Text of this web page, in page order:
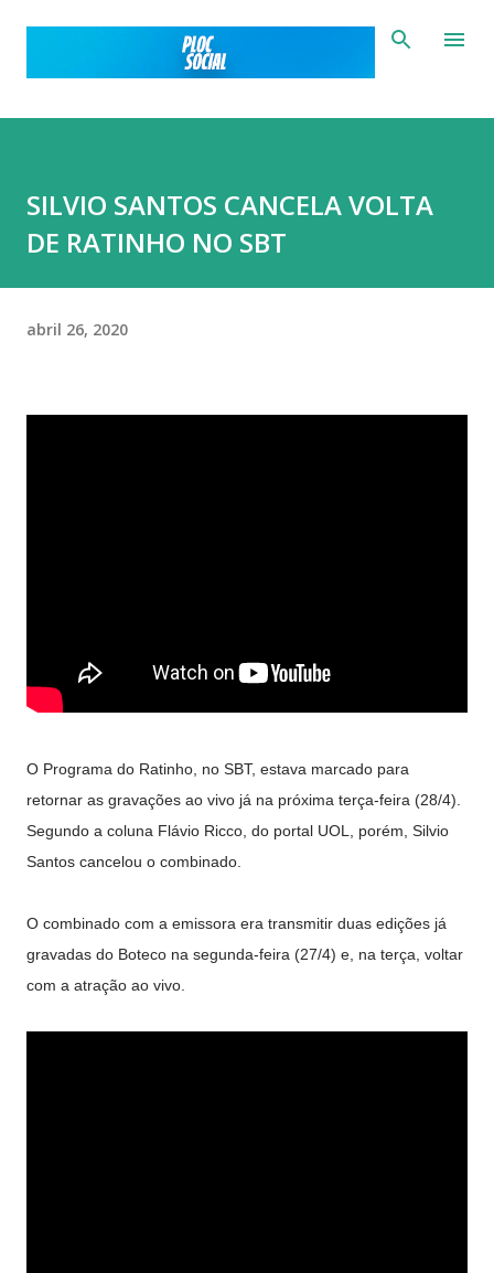
Pular para o conteúdo principal
SILVIO SANTOS CANCELA VOLTA
DE RATINHO NO SBT
abril 26, 2020
O Programa do Ratinho, no SBT, estava marcado para
retornar as gravações ao vivo já na próxima terça-feira (28/4).
Segundo a coluna Flávio Ricco, do portal UOL, porém, Silvio
Santos cancelou o combinado.
O combinado com a emissora era transmitir duas edições já
gravadas do Boteco na segunda-feira (27/4) e, na terça, voltar
com a atração ao vivo.